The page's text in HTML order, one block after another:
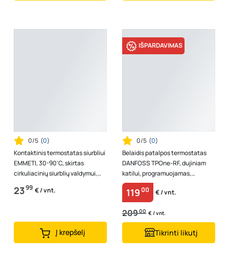
0/5 (0)
Kontaktinis termostatas siurbliui
EMMETI, 30-90'C, skirtas
cirkuliacinių siurblių valdymui,
02012040
2399 € / vnt.
Į krepšelį
IŠPARDAVIMAS
0/5 (0)
Belaidis patalpos termostatas
DANFOSS TPOne-RF, dujiniam
katilui, programuojamas,
087N7854
11900 € / vnt.
20900 € / vnt.
Tikrinti likutį